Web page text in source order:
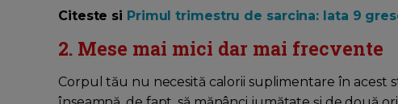
Citeste si Primul trimestru de sarcina: Iata 9
2. Mese mai mici dar mai frecvente
Corpul tău nu necesită calorii suplimentare în acest